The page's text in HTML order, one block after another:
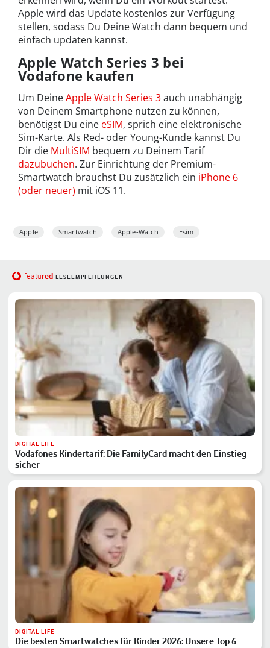
Apple wird das Update kostenlos zur Verfügung
stellen, sodass Du Deine Watch dann bequem und
einfach updaten kannst.
Apple Watch Series 3 bei
Vodafone kaufen
Um DeineApple Watch Series 3auch unabhängig
von Deinem Smartphone nutzen zu können,
benötigst Du eine eSIM, sprich eine elektronische
Sim-Karte. Als Red- oder Young-Kunde kannst Du
Dir die MultiSIM bequem zu Deinem Tarif
dazubuchen. Zur Einrichtung der Premium-
Smartwatch brauchst Du zusätzlich ein iPhone 6
(oder neuer) mit iOS 11.
Apple Smartwatch Apple-Watch Esim
featured LESEEMPFEHLUNGEN
DIGITAL LIFE
Vodafones Kindertarif: Die FamilyCard macht den Einstieg
sicher
DIGITAL LIFE
Die besten Smartwatches für Kinder 2026: Unsere Top 6